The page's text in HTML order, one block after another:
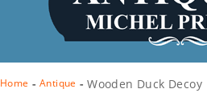
Home - Antique - Wooden Duck Decoy